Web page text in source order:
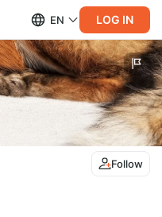
EN LOG IN
Follow